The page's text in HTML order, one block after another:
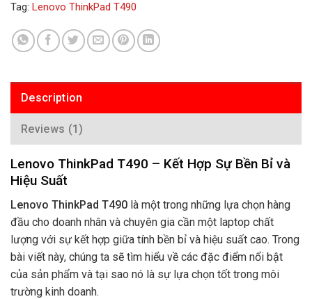
Tag: Lenovo ThinkPad T490
Description
Reviews (1)
Lenovo ThinkPad T490 – Kết Hợp Sự Bền Bỉ và
Hiệu Suất
Lenovo ThinkPad T490 là một trong những lựa chọn hàng
đầu cho doanh nhân và chuyên gia cần một laptop chất
lượng với sự kết hợp giữa tính bền bỉ và hiệu suất cao. Trong
bài viết này, chúng ta sẽ tìm hiểu về các đặc điểm nổi bật
của sản phẩm và tại sao nó là sự lựa chọn tốt trong môi
trường kinh doanh.